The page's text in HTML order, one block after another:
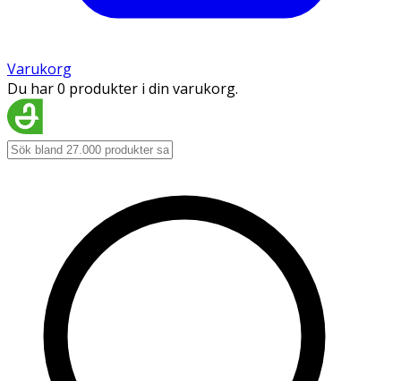
Varukorg
Du har 0 produkter i din varukorg.